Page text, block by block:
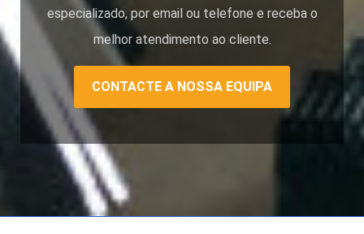
especializado, por email ou telefone e receba o
melhor atendimento ao cliente.
CONTACTE A NOSSA EQUIPA